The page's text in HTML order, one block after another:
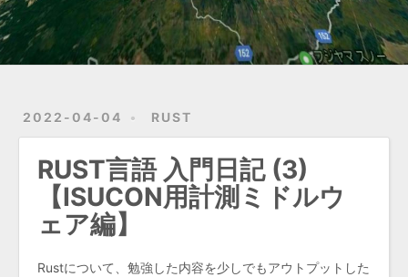
2022-04-04 RUST
RUST言語 入門日記 (3)
【ISUCON用計測ミドルウ
ェア編】
Rustについて、勉強した内容を少しでもアウトプットした